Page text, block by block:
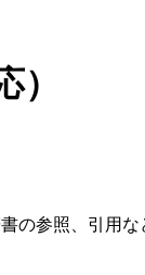
の参照、引用